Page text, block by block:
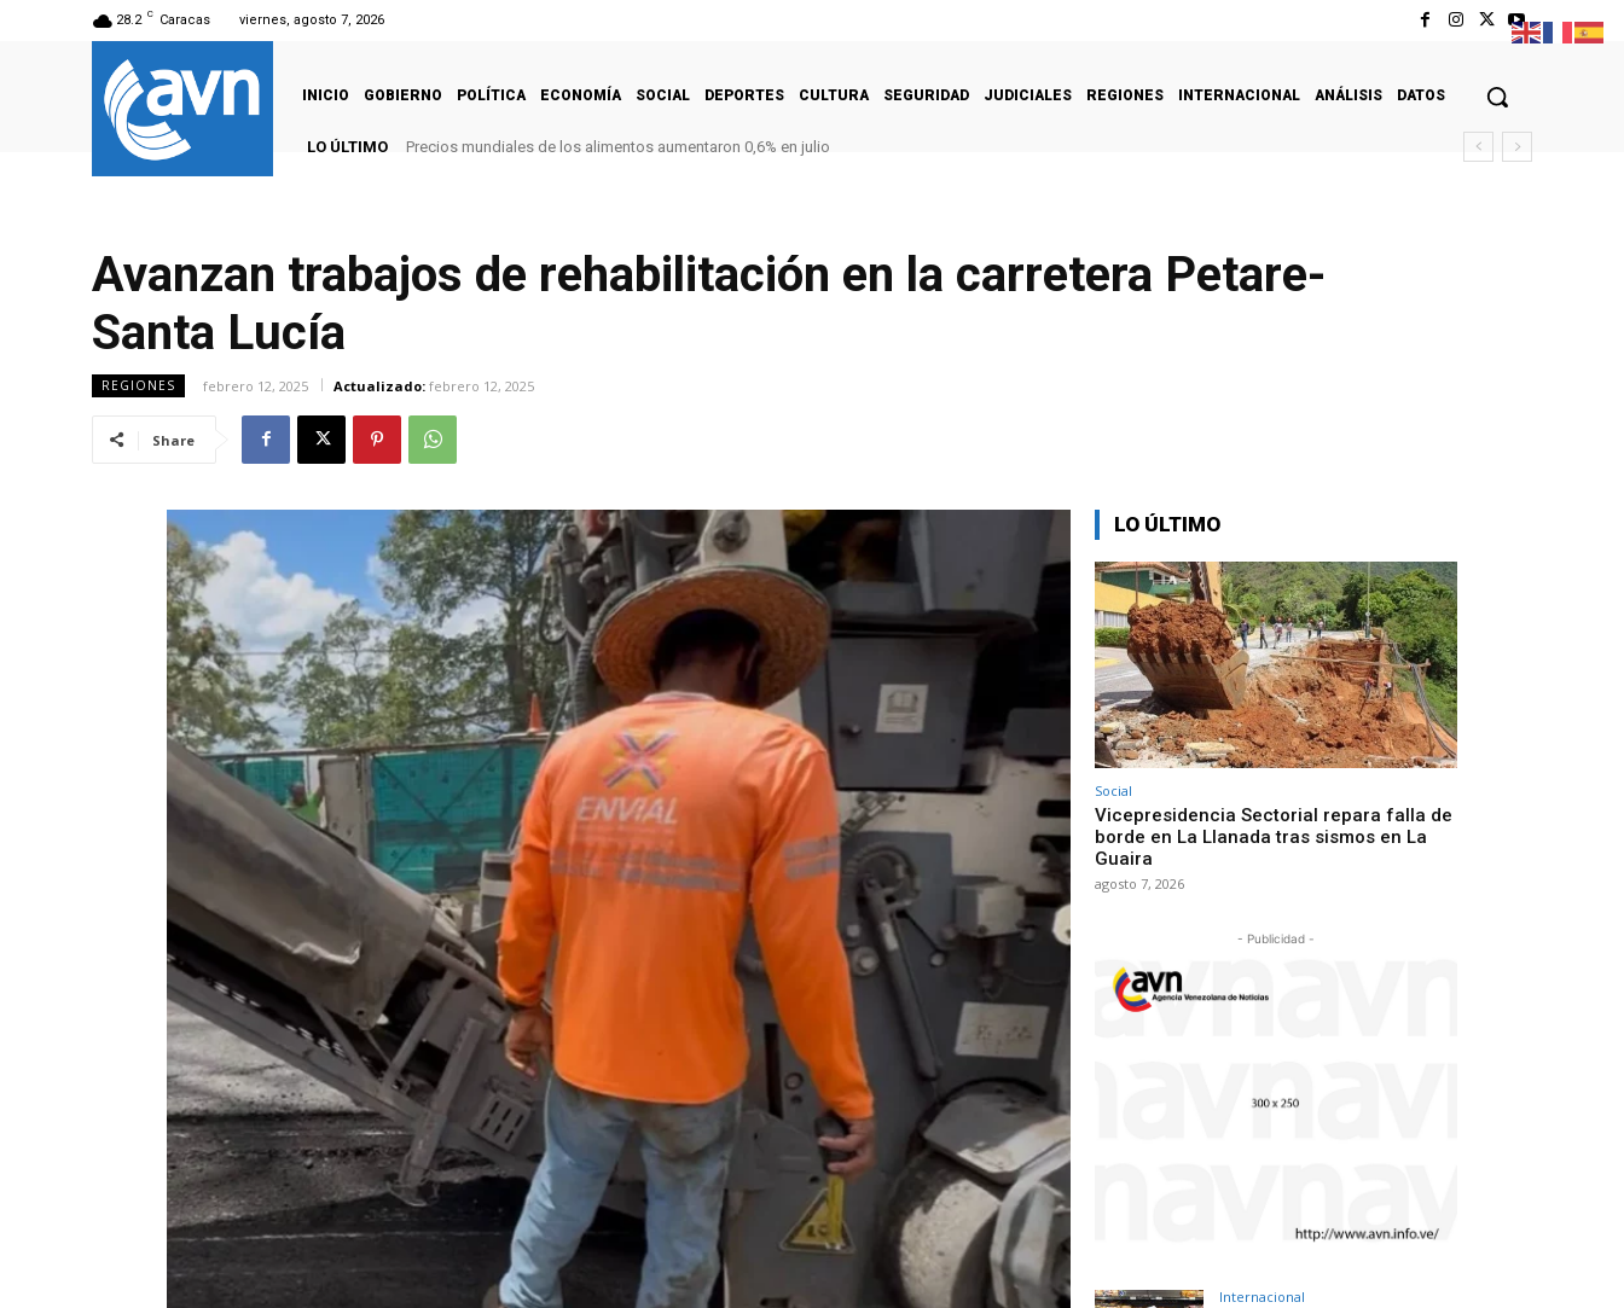
28.2 C Caracas viernes, agosto 7, 2026
INICIO GOBIERNO POLÍTICA ECONOMÍA SOCIAL DEPORTES CULTURA SEGURIDAD JUDICIALES REGIONES INTERNACIONAL ANÁLISIS DATOS
LO ÚLTIMO Precios mundiales de los alimentos aumentaron 0,6% en julio
Avanzan trabajos de rehabilitación en la carretera Petare-
Santa Lucía
REGIONES febrero 12, 2025 Actualizado: febrero 12, 2025
Share
LO ÚLTIMO
Social
Vicepresidencia Sectorial repara falla de
borde en La Llanada tras sismos en La
Guaira
agosto 7, 2026
- Publicidad -
Internacional